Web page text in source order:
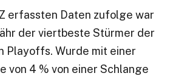
erfassten Daten zufolge war
der viertbeste Stürmer der
Playoffs. Wurde mit einer
von 4 % von einer Schlange